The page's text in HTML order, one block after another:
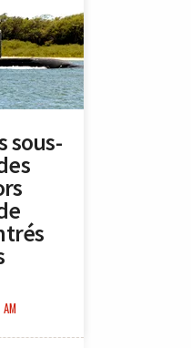
sous-